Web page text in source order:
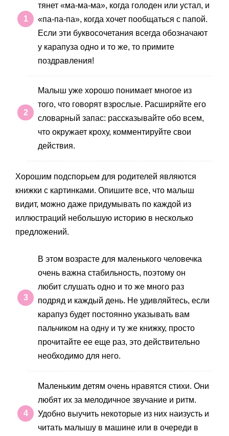
тянет «ма-ма-ма», когда голоден или устал, и
«па-па-па», когда хочет пообщаться с папой.
Если эти буквосочетания всегда обозначают
у карапуза одно и то же, то примите
поздравления!
Малыш уже хорошо понимает многое из
того, что говорят взрослые. Расширяйте его
словарный запас: рассказывайте обо всем,
что окружает кроху, комментируйте свои
действия.
Хорошим подспорьем для родителей являются
книжки с картинками. Опишите все, что малыш
видит, можно даже придумывать по каждой из
иллюстраций небольшую историю в несколько
предложений.
В этом возрасте для маленького человечка
очень важна стабильность, поэтому он
любит слушать одно и то же много раз
подряд и каждый день. Не удивляйтесь, если
карапуз будет постоянно указывать вам
пальчиком на одну и ту же книжку, просто
прочитайте ее еще раз, это действительно
необходимо для него.
Маленьким детям очень нравятся стихи. Они
любят их за мелодичное звучание и ритм.
Удобно выучить некоторые из них наизусть и
читать малышу в машине или в очереди в